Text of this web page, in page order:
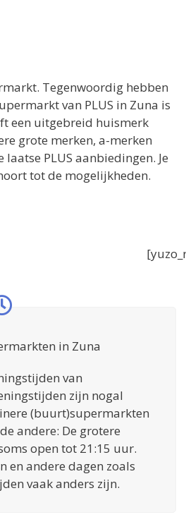
Tegenwoordig hebben
van PLUS in Zuna is
een uitgebreid huismerk
grote merken, a-merken
PLUS aanbiedingen. Je
tot de mogelijkheden.
in Zuna
van
zijn nogal
(buurt)supermarkten
andere: De grotere
open tot 21:15 uur.
en andere dagen zoals
vaak anders zijn.